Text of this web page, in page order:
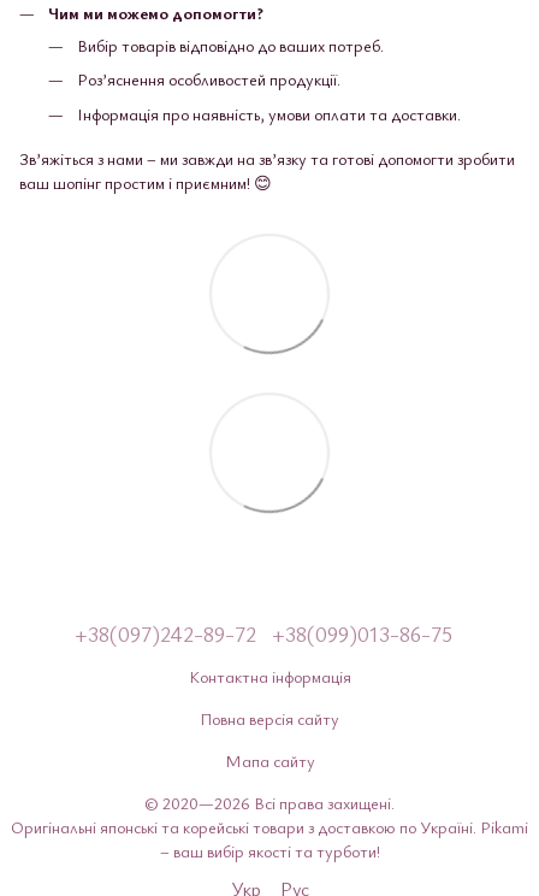
Чим ми можемо допомогти?
Вибір товарів відповідно до ваших потреб.
Роз’яснення особливостей продукції.
Інформація про наявність, умови оплати та доставки.
Зв’яжіться з нами – ми завжди на зв’язку та готові допомогти зробити
ваш шопінг простим і приємним! 😊
+38(097)242-89-72 +38(099)013-86-75
Контактна інформація
Повна версія сайту
Мапа сайту
© 2020—2026 Всі права захищені.
Оригінальні японські та корейські товари з доставкою по Україні. Pikami
– ваш вибір якості та турботи!
Укр Рус